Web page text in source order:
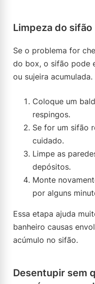
Limpeza do sifão
Se o problema for
do box, o sifão pode
ou sujeira acumulada.
Coloque um
respingos.
Se for um sifão
cuidado.
Limpe as
depósitos.
Monte
por alguns
Essa etapa ajuda
banheiro causas
acúmulo no sifão.
Desentupir sem